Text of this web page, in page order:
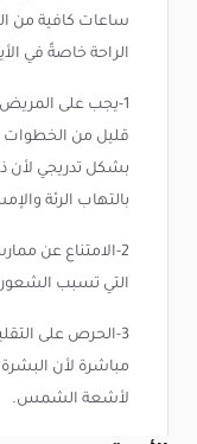
ساعات كافية من
الراحة خاصةً في
1-يجب على
قليل من الخطوات
بشكل تدريجي لأن
بالتهاب الرئة
2-الامتناع عن
التي تسبب الشعور
3-الحرص على
مباشرة لأن
لأشعة الشمس.